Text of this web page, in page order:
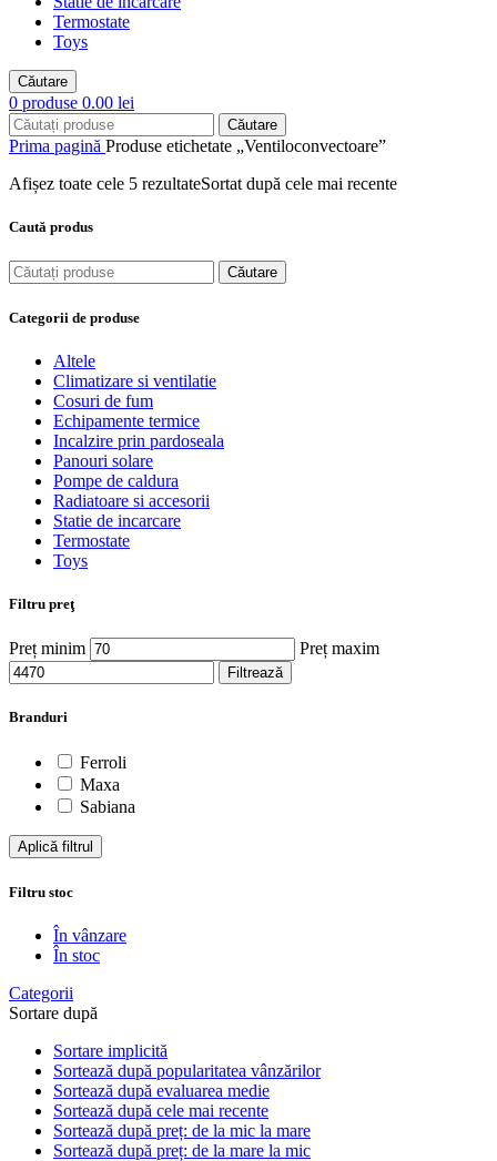
Termostate
Toys
Căutare
0 produse 0.00 lei
Căutare
Prima pagină Produse etichetate „Ventiloconvectoare”
Afișez toate cele 5 rezultateSortat după cele mai recente
Caută produs
Căutare
Categorii de produse
Altele
Climatizare si ventilatie
Cosuri de fum
Echipamente termice
Incalzire prin pardoseala
Panouri solare
Pompe de caldura
Radiatoare si accesorii
Statie de incarcare
Termostate
Toys
Filtru preţ
Preț minim Preț maxim
Filtrează
Branduri
Ferroli
Maxa
Sabiana
Aplică filtrul
Filtru stoc
În vânzare
În stoc
Categorii
Sortare după
Sortare implicită
Sortează după popularitatea vânzărilor
Sortează după evaluarea medie
Sortează după cele mai recente
Sortează după preț: de la mic la mare
Sortează după preț: de la mare la mic